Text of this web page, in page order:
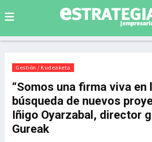
Gestión / Kudeaketa
“Somos una firma viva en
búsqueda de nuevos
Iñigo Oyarzabal, director
Gureak